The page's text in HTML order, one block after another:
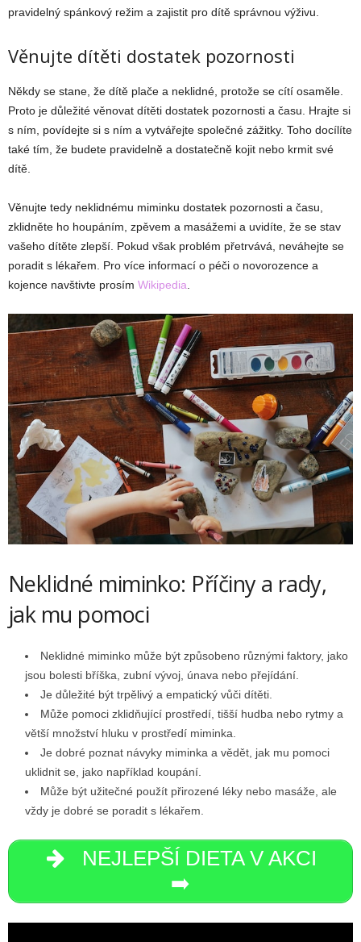
pravidelný spánkový režim a zajistit pro dítě správnou výživu.
Věnujte dítěti dostatek pozornosti
Někdy se stane, že dítě plače a neklidné, protože se cítí osaměle.
Proto je důležité věnovat dítěti dostatek pozornosti a času. Hrajte si
s ním, povídejte si s ním a vytvářejte společné zážitky. Toho docílíte
také tím, že budete pravidelně a dostatečně kojit nebo krmit své
dítě.
Věnujte tedy neklidnému miminku dostatek pozornosti a času,
zklidněte ho houpáním, zpěvem a masážemi a uvidíte, že se stav
vašeho dítěte zlepší. Pokud však problém přetrvává, neváhejte se
poradit s lékařem. Pro více informací o péči o novorozence a
kojence navštivte prosím Wikipedia
Neklidné miminko: Příčiny a rady,
jak mu pomoci
Neklidné miminko může být způsobeno různými faktory, jako
jsou bolesti bříška, zubní vývoj, únava nebo přejídání.
Je důležité být trpělivý a empatický vůči dítěti.
Může pomoci zklidňující prostředí, tišší hudba nebo rytmy a
větší množství hluku v prostředí miminka.
Je dobré poznat návyky miminka a vědět, jak mu pomoci
uklidnit se, jako například koupání.
Může být užitečné použít přirozené léky nebo masáže, ale
vždy je dobré se poradit s lékařem.
NEJLEPŠÍ DIETA V AKCI
➡️